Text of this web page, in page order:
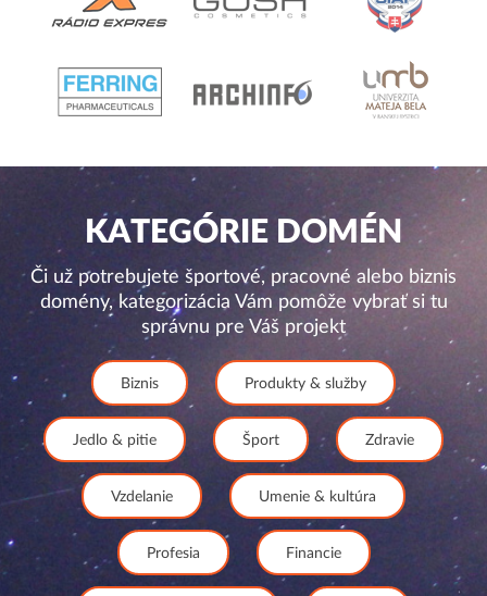
KATEGÓRIE DOMÉN
Či už potrebujete športové, pracovné alebo biznis
domény, kategorizácia Vám pomôže vybrať si tu
správnu pre Váš projekt
Biznis Produkty & služby
Jedlo & pitie Šport Zdravie
Vzdelanie Umenie & kultúra
Profesia Financie